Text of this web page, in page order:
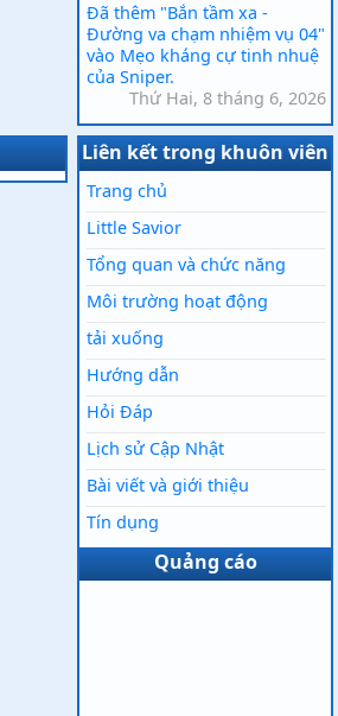
Đã thêm "Bắn tầm xa -
Đường va chạm nhiệm vụ 04"
vào Mẹo kháng cự tinh nhuệ
của Sniper.
Thứ Hai, 8 tháng 6, 2026
Liên kết trong khuôn viên
Trang chủ
Little Savior
Tổng quan và chức năng
Môi trường hoạt động
tải xuống
Hướng dẫn
Hỏi Đáp
Lịch sử Cập Nhật
Bài viết và giới thiệu
Tín dụng
Quảng cáo